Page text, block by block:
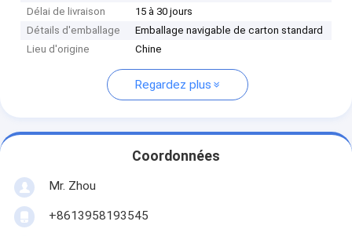
Délai de livraison
15 à 30 jours
Détails d'emballage
Emballage navigable de carton standard
Lieu d'origine
Chine
Regardez plus
Coordonnées
Mr. Zhou
+8613958193545